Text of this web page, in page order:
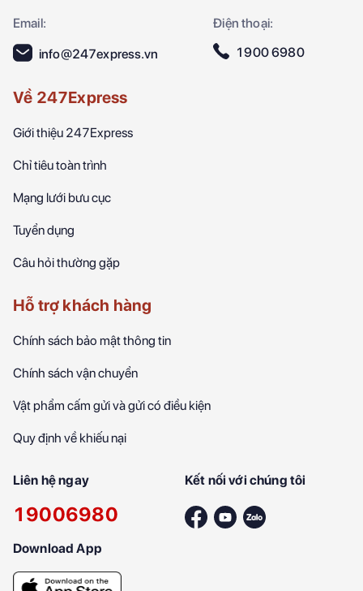
Email:
Điện thoại:
info@247express.vn
1900 6980
Về 247Express
Giới thiệu 247Express
Chỉ tiêu toàn trình
Mạng lưới bưu cục
Tuyển dụng
Câu hỏi thường gặp
Hỗ trợ khách hàng
Chính sách bảo mật thông tin
Chính sách vận chuyển
Vật phẩm cấm gửi và gửi có điều kiện
Quy định về khiếu nại
Liên hệ ngay
19006980
Kết nối với chúng tôi
Download App